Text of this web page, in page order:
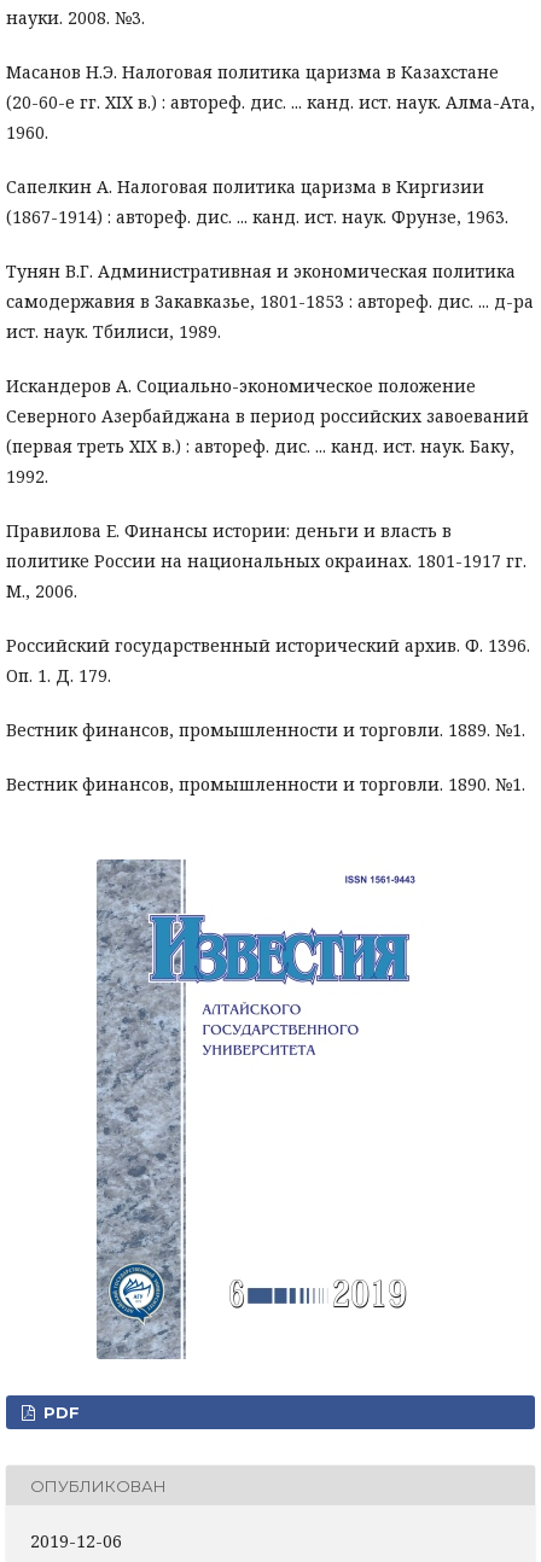
науки. 2008. №3.
Масанов Н.Э. Налоговая политика царизма в Казахстане
(20-60-е гг. XIX в.) : автореф. дис. ... канд. ист. наук. Алма-Ата,
1960.
Сапелкин А. Налоговая политика царизма в Киргизии
(1867-1914) : автореф. дис. ... канд. ист. наук. Фрунзе, 1963.
Тунян В.Г. Административная и экономическая политика
самодержавия в Закавказье, 1801-1853 : автореф. дис. ... д-ра
ист. наук. Тбилиси, 1989.
Искандеров А. Социально-экономическое положение
Северного Азербайджана в период российских завоеваний
(первая треть XIX в.) : автореф. дис. ... канд. ист. наук. Баку,
1992.
Правилова Е. Финансы истории: деньги и власть в
политике России на национальных окраинах. 1801-1917 гг.
М., 2006.
Российский государственный исторический архив. Ф. 1396.
Оп. 1. Д. 179.
Вестник финансов, промышленности и торговли. 1889. №1.
Вестник финансов, промышленности и торговли. 1890. №1.
PDF
ОПУБЛИКОВАН
2019-12-06